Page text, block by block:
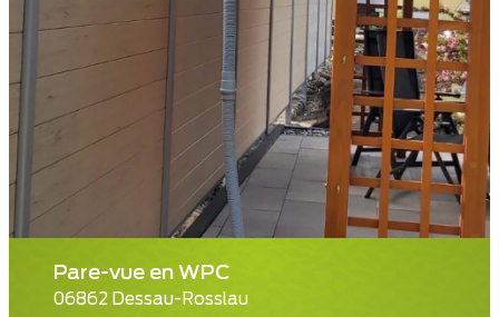
Pare-vue en WPC
06862 Dessau-Rosslau